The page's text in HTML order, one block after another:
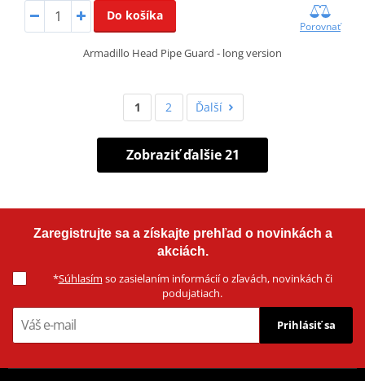
Do košíka
Porovnať
Armadillo Head Pipe Guard - long version
1 2 Ďalší
Zobraziť ďalšie 21
Zaregistrujte sa a získajte prehľad o novinkách a
akciách.
*Súhlasím so zasielaním informácií o zľavách, novinkách či
podujatiach.
Prihlásiť sa